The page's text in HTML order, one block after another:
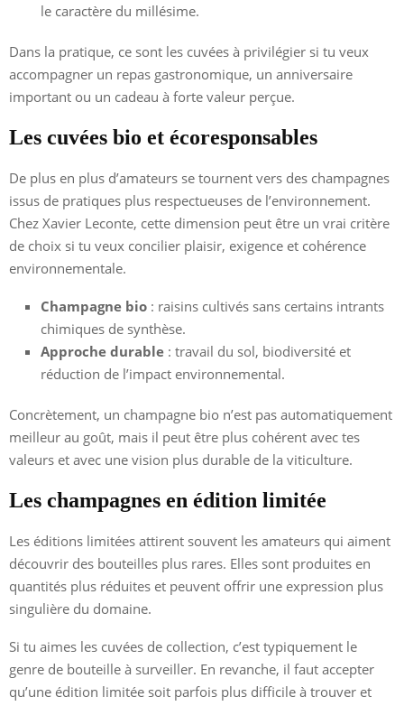
le caractère du millésime.
Dans la pratique, ce sont les cuvées à privilégier si tu veux
accompagner un repas gastronomique, un anniversaire
important ou un cadeau à forte valeur perçue.
Les cuvées bio et écoresponsables
De plus en plus d’amateurs se tournent vers des champagnes
issus de pratiques plus respectueuses de l’environnement.
Chez Xavier Leconte, cette dimension peut être un vrai critère
de choix si tu veux concilier plaisir, exigence et cohérence
environnementale.
Champagne bio : raisins cultivés sans certains intrants
chimiques de synthèse.
Approche durable : travail du sol, biodiversité et
réduction de l’impact environnemental.
Concrètement, un champagne bio n’est pas automatiquement
meilleur au goût, mais il peut être plus cohérent avec tes
valeurs et avec une vision plus durable de la viticulture.
Les champagnes en édition limitée
Les éditions limitées attirent souvent les amateurs qui aiment
découvrir des bouteilles plus rares. Elles sont produites en
quantités plus réduites et peuvent offrir une expression plus
singulière du domaine.
Si tu aimes les cuvées de collection, c’est typiquement le
genre de bouteille à surveiller. En revanche, il faut accepter
qu’une édition limitée soit parfois plus difficile à trouver et